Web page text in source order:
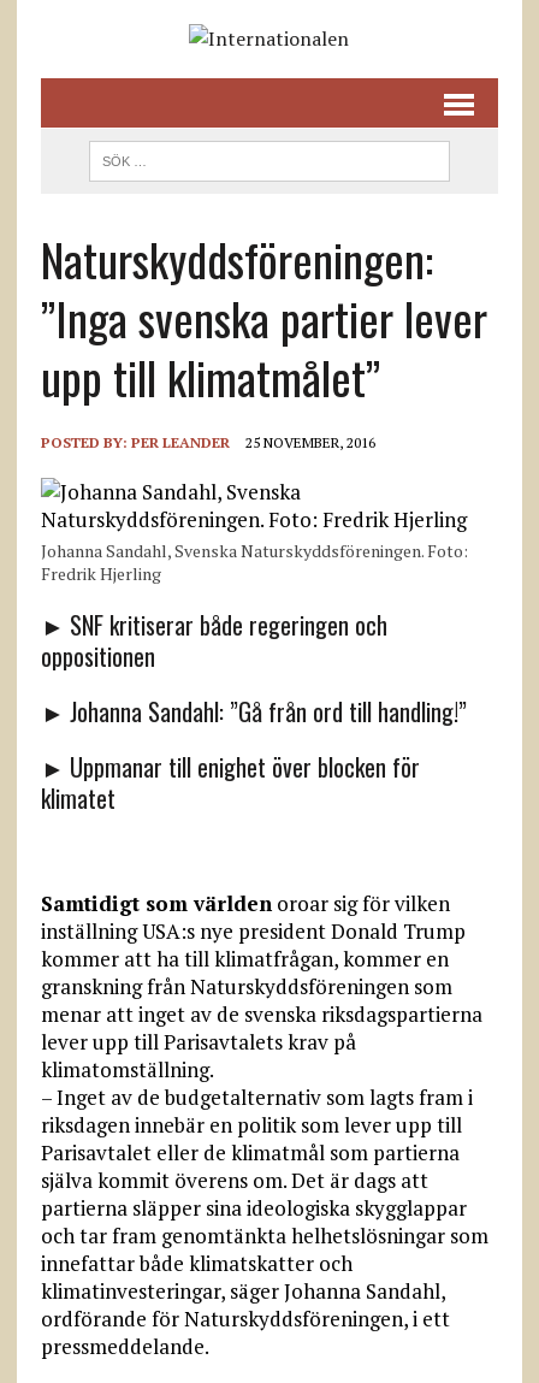
Naturskyddsföreningen:
”Inga svenska partier lever
upp till klimatmålet”
POSTED BY: PER LEANDER 25 NOVEMBER, 2016
Johanna Sandahl, Svenska Naturskyddsföreningen. Foto:
Fredrik Hjerling
► SNF kritiserar både regeringen och
oppositionen
► Johanna Sandahl: ”Gå från ord till handling!”
► Uppmanar till enighet över blocken för
klimatet
Samtidigt som världenoroar sig för vilken
inställning USA:s nye president Donald Trump
kommer att ha till klimatfrågan, kommer en
granskning från Naturskyddsföreningen som
menar att inget av de svenska riksdagspartierna
lever upp till Parisavtalets krav på
klimatomställning.
– Inget av de budgetalternativ som lagts fram i
riksdagen innebär en politik som lever upp till
Parisavtalet eller de klimatmål som partierna
själva kommit överens om. Det är dags att
partierna släpper sina ideologiska skygglappar
och tar fram genomtänkta helhetslösningar som
innefattar både klimatskatter och
klimatinvesteringar, säger Johanna Sandahl,
ordförande för Naturskyddsföreningen, i ett
pressmeddelande.